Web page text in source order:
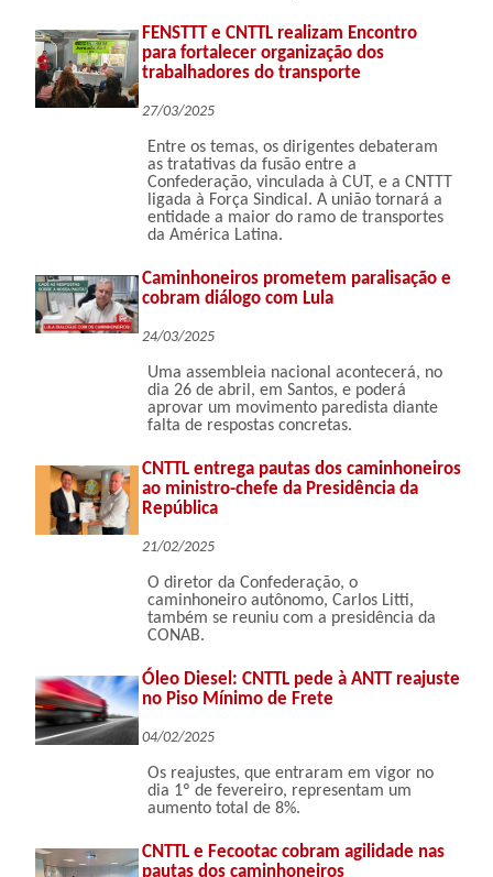
FENSTTT e CNTTL realizam Encontro
para fortalecer organização dos
trabalhadores do transporte
27/03/2025
Entre os temas, os dirigentes debateram
as tratativas da fusão entre a
Confederação, vinculada à CUT, e a CNTTT
ligada à Força Sindical. A união tornará a
entidade a maior do ramo de transportes
da América Latina.
Caminhoneiros prometem paralisação e
cobram diálogo com Lula
24/03/2025
Uma assembleia nacional acontecerá, no
dia 26 de abril, em Santos, e poderá
aprovar um movimento paredista diante
falta de respostas concretas.
CNTTL entrega pautas dos caminhoneiros
ao ministro-chefe da Presidência da
República
21/02/2025
O diretor da Confederação, o
caminhoneiro autônomo, Carlos Litti,
também se reuniu com a presidência da
CONAB.
Óleo Diesel: CNTTL pede à ANTT reajuste
no Piso Mínimo de Frete
04/02/2025
Os reajustes, que entraram em vigor no
dia 1º de fevereiro, representam um
aumento total de 8%.
CNTTL e Fecootac cobram agilidade nas
pautas dos caminhoneiros